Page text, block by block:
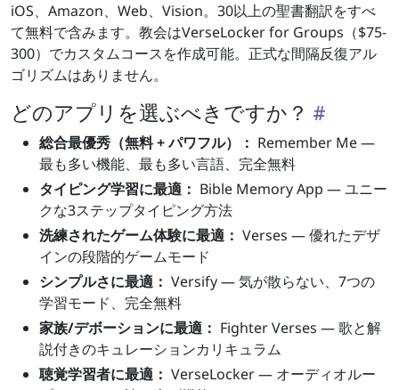
iOS、Amazon、Web、Vision。30以上の聖書翻訳をすべ
て無料で含みます。教会はVerseLocker for Groups（$75-
300）でカスタムコースを作成可能。正式な間隔反復アル
ゴリズムはありません。
どのアプリを選ぶべきですか？
総合最優秀（無料 + パワフル）： Remember Me —
最も多い機能、最も多い言語、完全無料
タイピング学習に最適： Bible Memory App — ユニー
クな3ステップタイピング方法
洗練されたゲーム体験に最適： Verses — 優れたデザ
インの段階的ゲームモード
シンプルさに最適： Versify — 気が散らない、7つの
学習モード、完全無料
家族/デボーションに最適： Fighter Verses — 歌と解
説付きのキュレーションカリキュラム
聴覚学習者に最適： VerseLocker — オーディオルー